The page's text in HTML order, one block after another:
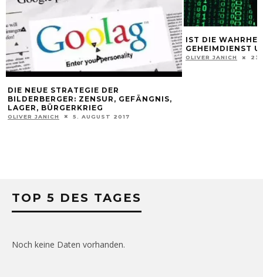
DIE NEUE STRATEGIE DER
BILDERBERGER: ZENSUR, GEFÄNGNIS,
LAGER, BÜRGERKRIEG
OLIVER JANICH 5. AUGUST 2017
IST DIE
GEHEIMDIENST
OLIVER JANICH 23.
TOP 5 DES TAGES
Noch keine Daten vorhanden.